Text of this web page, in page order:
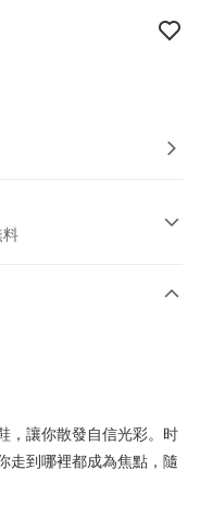
料
，讓你散發自信光彩。时
走到哪裡都成為焦點，隨